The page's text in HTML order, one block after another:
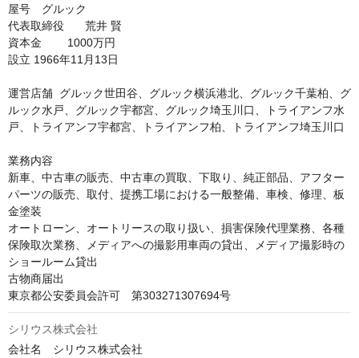
屋号　グルック
代表取締役	荒井 賢
資本金 　　1000万円
設立	1966年11月13日
運営店舗	グルック世田谷、グルック横浜港北、グルック千葉柏、グ
ルック水戸、グルック宇都宮、グルック埼玉川口、トライアンフ水
戸、トライアンフ宇都宮、トライアンフ柏、トライアンフ埼玉川口
業務内容
新車、中古車の販売、中古車の買取、下取り、純正部品、アフター
パーツの販売、取付、提携工場における一般整備、車検、修理、板
金塗装
オートローン、オートリースの取り扱い、損害保険代理業務、各種
保険取次業務、メディアへの撮影用車両の貸出、メディア撮影時の
ショールーム貸出
古物商届出
東京都公安委員会許可　第303271307694号
シリウス株式会社
会社名　シリウス株式会社